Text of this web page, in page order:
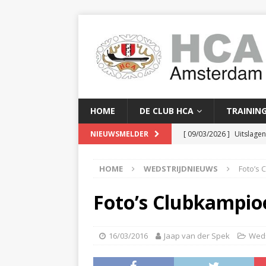
HOME DE CLUB HCA
NIEUWSMELDER [ 09/03/2026 ]
[ 02/02/2026 ]
[ 24/01/2026 ]
Serge
HOME WEDSTRIJDNIEUWS Foto’s
Foto’s
16/03/2016 Jaap van der Spek